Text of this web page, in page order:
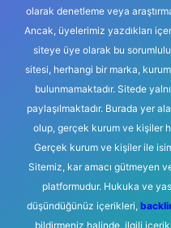
olarak denetleme veya
Ancak, üyelerimiz yazdıkları
siteye üye olarak bu
sitesi, herhangi bir marka,
bulunmamaktadır. Sitede
paylaşılmaktadır. Burada yer
olup, gerçek kurum ve kişiler
Gerçek kurum ve kişiler ile
Sitemiz, kar amacı gütmeyen
platformudur. Hukuka ve
düşündüğünüz içerikleri,
bildirmeniz halinde, ilgili